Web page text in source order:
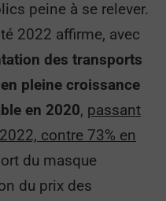
peine à se relever.
2022 affirme, avec
des transports
pleine croissance
en 2020, passant
contre 73% en
du masque
du prix des